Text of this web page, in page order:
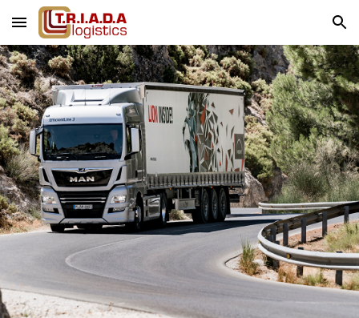
Skip to main content Skip to navigation